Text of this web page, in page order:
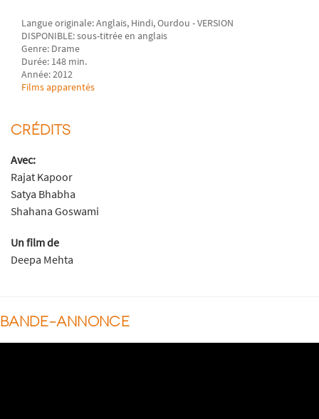
Langue originale: Anglais, Hindi, Ourdou - VERSION
DISPONIBLE: sous-titrée en anglais
Genre: Drame
Durée: 148 min.
Année: 2012
Films apparentés
CRÉDITS
Avec:
Rajat Kapoor
Satya Bhabha
Shahana Goswami
Un film de
Deepa Mehta
BANDE-ANNONCE